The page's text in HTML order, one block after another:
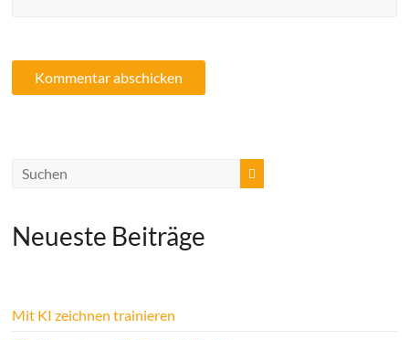
Neueste Beiträge
Mit KI zeichnen trainieren